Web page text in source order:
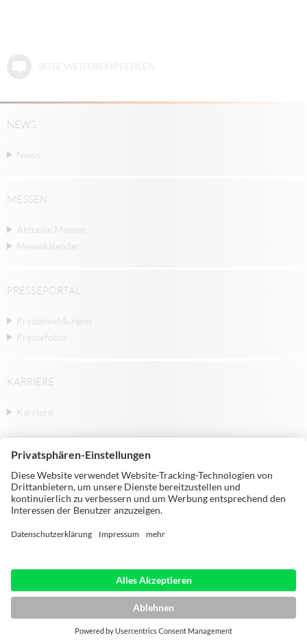
NEWS
News
MESSEN
Aktuelle Messen
Messekalender
PRESSEPORTAL
Pressemeldungen
Pressefotos
KARRIERE
Karriere
97941 Tauberbischofsheim | Germany |
Telephone: +49 9341 860
IMPRESSUM DATENSCHUTZ AGB